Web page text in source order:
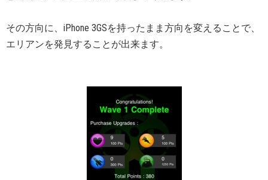
その方向に、iPhone 3GSを持ったまま方向を変えることで、
エリアンを発見することが出来ます。